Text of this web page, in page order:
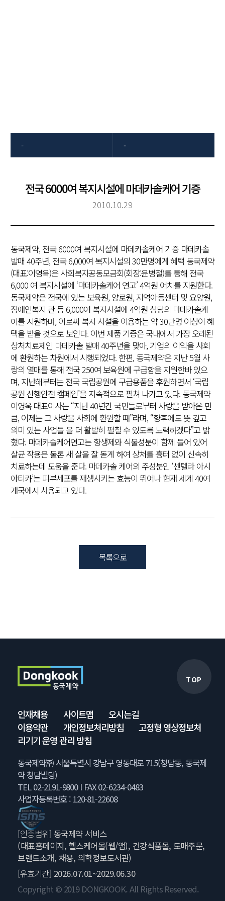
- -
전국 6000여 복지시설에 마데카솔케어 기증
2010.10.29
동국제약, 전국 6000여 복지시설에 마데카솔케어 기증 마데카솔
발매 40주년, 전국 6,000여 복지시설의 30만명에게 혜택 동국제약
(대표:이영욱)은 사회복지공동모금회(회장:윤병철)를 통해 전국
6,000 여 복지시설에 ‘마데카솔케어 연고’ 4억원 어치를 지원한다.
동국제약은 전국에 있는 보육원, 양로원, 지역아동센터 및 요양원,
장애인복지 관 등 6,000여 복지시설에 4억원 상당의 마데카솔케
어를 지원하며, 이로써 복지 시설을 이용하는 약 30만명 이상이 혜
택을 받을 것으로 보인다. 이번 제품 기증은 국내에서 가장 오래된
상처치료제인 마데카솔 발매 40주년을 맞아, 기업의 이익을 사회
에 환원하는 차원에서 시행되었다. 한편, 동국제약은 지난 5월 사
랑의 열매를 통해 전국 250여 보육원에 구급함을 지원한바 있으
며, 지난해부터는 전국 국립공원에 구급용품을 후원하면서 ‘국립
공원 산행안전 캠페인’을 지속적으로 펼쳐 나가고 있다. 동국제약
이영욱 대표이사는 “지난 40년간 국민들로부터 사랑을 받아온 만
큼, 이제는 그 사랑을 사회에 환원할 때”라며, “향후에도 뜻 깊고
의미 있는 사업들 을 더 활발히 펼칠 수 있도록 노력하겠다”고 밝
혔다. 마데카솔케어연고는 항생제와 식물성분이 함께 들어 있어
살균 작용은 물론 새 살을 잘 돋게 하여 상처를 흉터 없이 신속히
치료하는데 도움을 준다. 마데카솔 케어의 주성분인 ‘센텔라 아시
아티카’는 피부세포를 재생시키는 효능이 뛰어나 현재 세계 40여
개국에서 사용되고 있다.
목록으로
TOP
인재채용 사이트맵
오시는길
이용약관
개인정보처리방침
고정형 영상정보처
리기기 운영 관리 방침
동국제약㈜ 서울특별시 강남구 영동대로 715(청담동, 동국제
약 청담빌딩)
TEL 02-2191-9800 l FAX 02-6234-0483
사업자등록번호 : 120-81-22608
[인증범위] 동국제약 서비스
(대표홈페이지, 헬스케어몰(웹/앱), 건강식품몰, 도매주문,
브랜드소개, 채용, 의학정보도서관)
[유효기간] 2026.07.01~2029.06.30
Copyright © 2019 DONGKOOK. All Rights Reserved.